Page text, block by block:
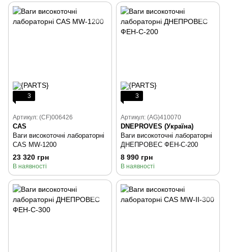
3
Артикул: (CF)006426
CAS
Ваги високоточні лабораторні
CAS MW-1200
23 320 грн
В наявності
3
Артикул: (AG)410070
DNEPROVES (Україна)
Ваги високоточні лабораторні
ДНЕПРОВЕС ФЕН-С-200
8 990 грн
В наявності